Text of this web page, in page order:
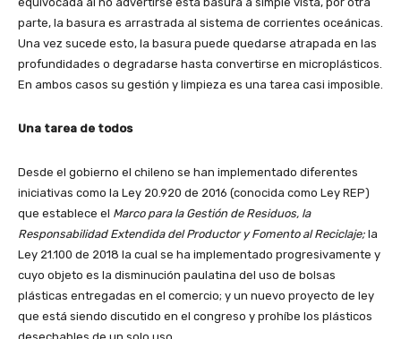
parte, la basura es arrastrada al sistema de corrientes oceánicas.
Una vez sucede esto, la basura puede quedarse atrapada en las
profundidades o degradarse hasta convertirse en microplásticos.
En ambos casos su gestión y limpieza es una tarea casi imposible.
Una tarea de todos
Desde el gobierno el chileno se han implementado diferentes
iniciativas como la Ley 20.920 de 2016 (conocida como Ley REP)
que establece el Marco para la Gestión de Residuos, la
Responsabilidad Extendida del Productor y Fomento al Reciclaje; la
Ley 21.100 de 2018 la cual se ha implementado progresivamente y
cuyo objeto es la disminución paulatina del uso de bolsas
plásticas entregadas en el comercio; y un nuevo proyecto de ley
que está siendo discutido en el congreso y prohíbe los plásticos